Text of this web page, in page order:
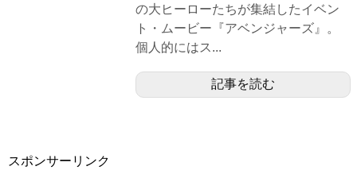
の大ヒーローたちが集結したイベン
ト・ムービー『アベンジャーズ』。
個人的にはス...
記事を読む
スポンサーリンク